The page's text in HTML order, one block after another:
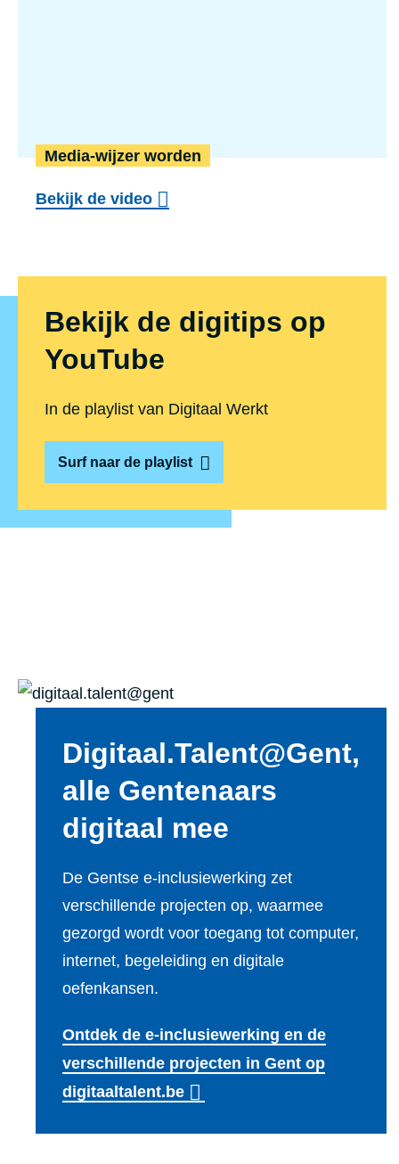
Media-wijzer worden
Bekijk de video
Bekijk de digitips op
YouTube
In de playlist van Digitaal Werkt
Surf naar de playlist
Digitaal.Talent@Gent,
alle Gentenaars
digitaal mee
De Gentse e-inclusiewerking zet
verschillende projecten op, waarmee
gezorgd wordt voor toegang tot computer,
internet, begeleiding en digitale
oefenkansen.
Ontdek de e-inclusiewerking en de
verschillende projecten in Gent op
digitaaltalent.be